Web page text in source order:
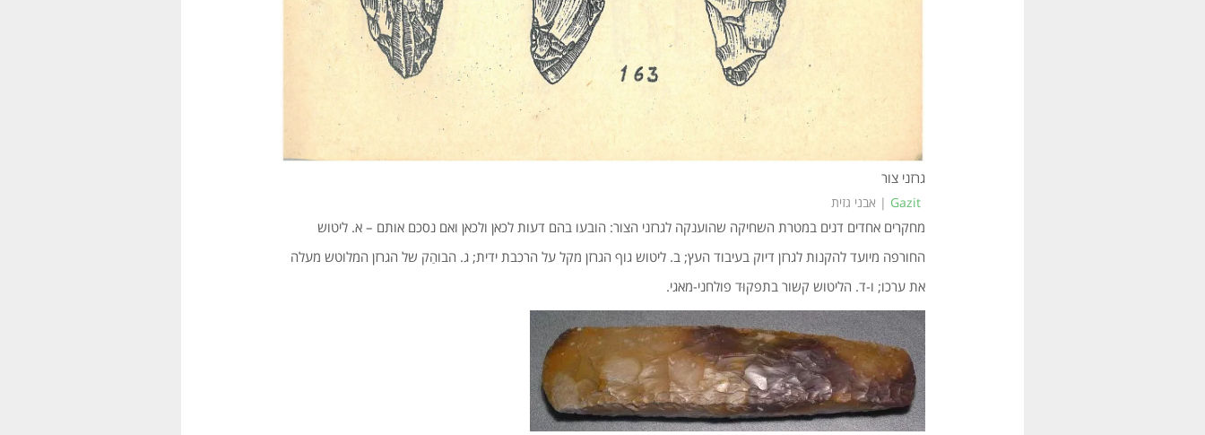
גרזני צור
Gazit | אבני גזית
מחקרים אחדים דנים במטרת השחיקה שהוענקה לגרזני הצור: הובעו בהם דעות לכאן ולכאן ואם נסכם אותם – א. ליטוש
החורפה מיועד להקנות לגרזן דיוק בעיבוד העץ; ב. ליטוש גוף הגרזן מקל על הרכבת ידית; ג. הבוהַק של הגרזן המלוטש מעלה
את ערכו; ו-ד. הליטוש קשור בתפקוּד פולחני-מאגי.